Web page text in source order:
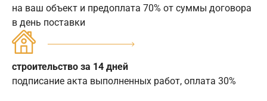
на ваш объект и предоплата 70% от суммы договора
в день поставки
строительство за 14 дней
подписание акта выполненных работ, оплата 30%